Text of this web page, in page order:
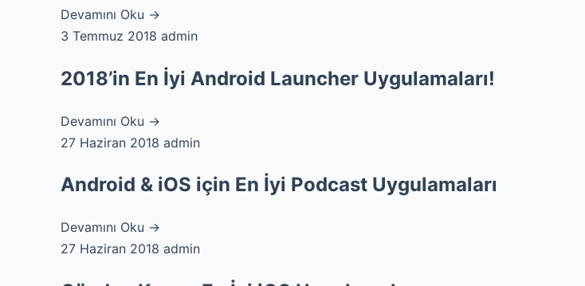
Devamını Oku →
3 Temmuz 2018 admin
2018’in En İyi Android Launcher Uygulamaları!
Devamını Oku →
27 Haziran 2018 admin
Android & iOS için En İyi Podcast Uygulamaları
Devamını Oku →
27 Haziran 2018 admin